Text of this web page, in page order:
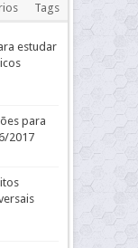
Tags
estudar
para
2017